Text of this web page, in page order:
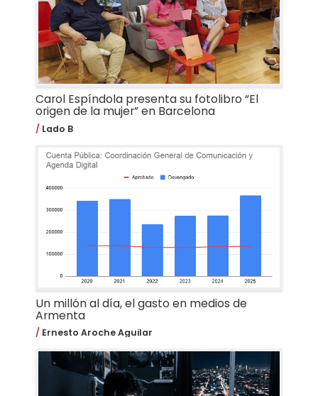
Carol Espíndola presenta su fotolibro “El
origen de la mujer” en Barcelona
Lado B
Un millón al día, el gasto en medios de
Armenta
Ernesto Aroche Aguilar